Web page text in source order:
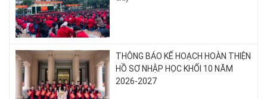
THÔNG BÁO KẾ HOẠCH HOÀN THIỆN
HỒ SƠ NHẬP HỌC KHỐI 10 NĂM
2026-2027